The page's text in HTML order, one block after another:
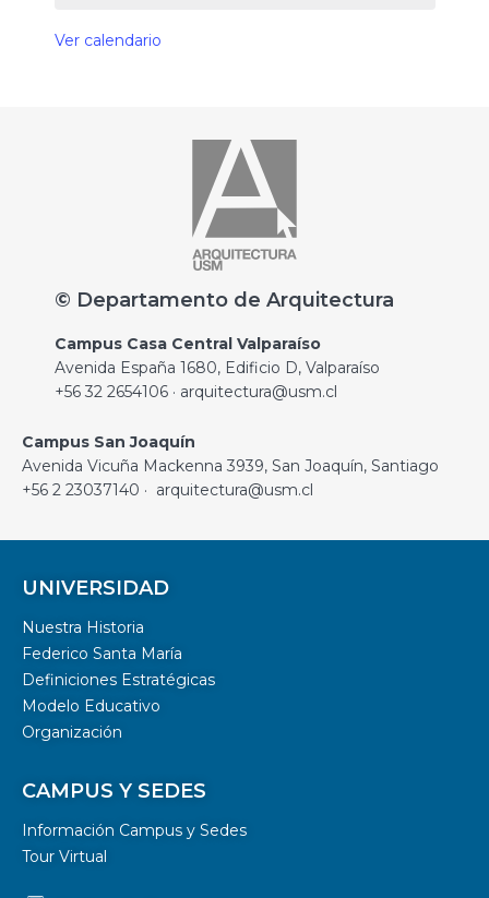
Ver calendario
© Departamento de Arquitectura
Campus Casa Central Valparaíso
Avenida España 1680, Edificio D, Valparaíso
+56 32 2654106 · arquitectura@usm.cl
Campus San Joaquín
Avenida Vicuña Mackenna 3939, San Joaquín, Santiago
+56 2 23037140 · arquitectura@usm.cl
UNIVERSIDAD
Nuestra Historia
Federico Santa María
Definiciones Estratégicas
Modelo Educativo
Organización
CAMPUS Y SEDES
Información Campus y Sedes
Tour Virtual